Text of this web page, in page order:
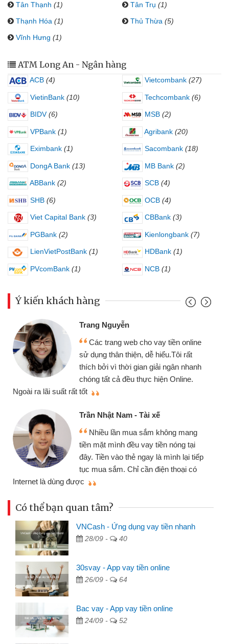
Tân Thạnh (1) Tân Trụ (1)
Thạnh Hóa (1) Thủ Thừa (5)
Vĩnh Hưng (1)
ATM Long An - Ngân hàng
ACB (4) Vietcombank (27)
VietinBank (10) Techcombank (6)
BIDV (6) MSB (2)
VPBank (1) Agribank (20)
Eximbank (1) Sacombank (18)
DongA Bank (13) MB Bank (2)
ABBank (2) SCB (4)
SHB (6) OCB (4)
Viet Capital Bank (3) CBBank (3)
PGBank (2) Kienlongbank (7)
LienVietPostBank (1) HDBank (1)
PVcomBank (1) NCB (1)
Ý kiến khách hàng
Trang Nguyễn
Các trang web cho vay tiền online
sử dụng thân thiện, dễ hiểu.Tôi rất
thích bởi vì thời gian giải ngân nhanh
chóng tất cả đều thực hiện Online.
Ngoài ra lãi suất rất tốt
Trần Nhật Nam - Tài xế
Nhiều lần mua sắm không mang
tiền mặt mình đều vay tiền nóng tại
đây. Tiền vào thẻ ngay là mình lại tiếp
tục mua sắm. Chỉ cần điện thoại có
Internet là dùng được
Có thể bạn quan tâm?
VNCash - Ứng dụng vay tiền nhanh
28/09 - 40
30svay - App vay tiền online
26/09 - 64
Bac vay - App vay tiền online
24/09 - 52